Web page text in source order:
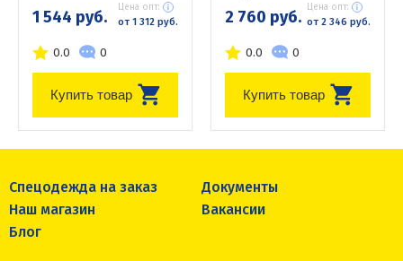
1 544 руб. Цена опт:
от 1 312 руб.
0.0 0
Купить товар
2 760 руб. Цена опт:
от 2 346 руб.
0.0 0
Купить товар
Спецодежда на заказ
Документы
Наш магазин
Вакансии
Блог